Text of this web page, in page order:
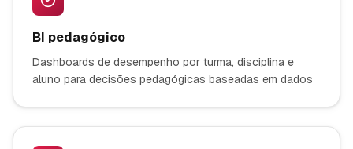
BI pedagógico
Dashboards de desempenho por turma, disciplina e
aluno para decisões pedagógicas baseadas em dados